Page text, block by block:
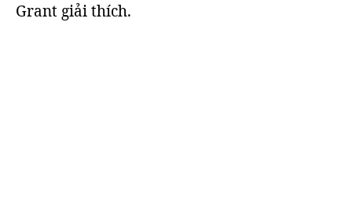
Grant giải thích.